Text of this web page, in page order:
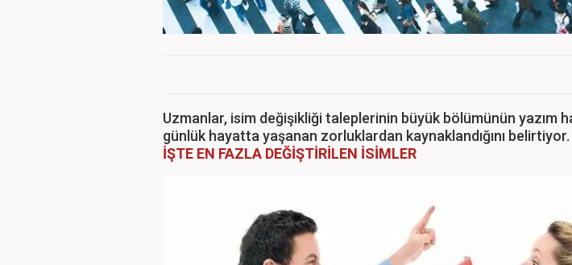
Uzmanlar, isim değişikliği taleplerinin büyük bölümünün yazım
günlük hayatta yaşanan zorluklardan kaynaklandığını belirtiyor.
İŞTE EN FAZLA DEĞİŞTİRİLEN İSİMLER